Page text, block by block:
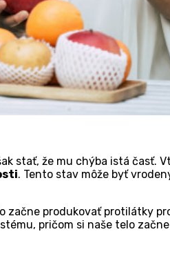
stať, že mu chýba istá časť.
. Tento stav môže byť
začne produkovať protilátky
pričom si naše telo